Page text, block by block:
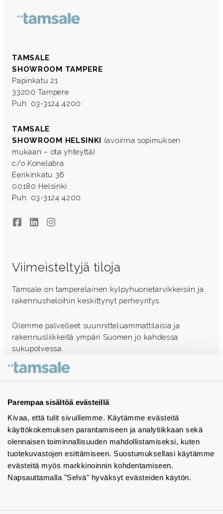
Parempaa sisältöä evästeillä
Kivaa, että tulit sivuillemme. Käytämme evästeitä
käyttökokemuksen parantamiseen ja analytiikkaan sekä
olennaisen toiminnallisuuden mahdollistamiseksi, kuten
tuotekuvastojen esittämiseen. Suostumuksellasi käytämme
evästeitä myös markkinoinnin kohdentamiseen.
Napsauttamalla "Selvä" hyväksyt evästeiden käytön.
TAMSALE
SHOWROOM TAMPERE
Papinkatu 21
33200 Tampere
Puh. 03-3124 4200
TAMSALE
SHOWROOM HELSINKI (avoinna sopimuksen
mukaan – ota yhteyttä)
c/o Konelabra
Eerikinkatu 36
00180 Helsinki
Puh. 03-3124 4200
FacebookLinkedInInstagram
Viimeisteltyjä tiloja
Tamsale on tamperelainen kylpyhuonetarvikkeisiin ja
rakennusheloihin keskittynyt perheyritys.
Olemme palvelleet suunnitteluammattilaisia ja
rakennusliikkeitä ympäri Suomen jo kahdessa
sukupolvessa.
Ota yhteyttä - autamme mielellämme
Tuotekuvastot
Instagram
BIM-objektit
Yhteystiedot
Tiedotteet